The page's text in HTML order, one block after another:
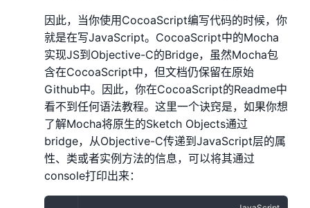
因此，当你使用CocoaScript编写代码的时候，你
就是在写JavaScript。CocoaScript中的Mocha
实现JS到Objective-C的Bridge，虽然Mocha包
含在CocoaScript中，但文档仍保留在原始
Github中。因此，你在CocoaScript的Readme中
看不到任何语法教程。这里一个诀窍是，如果你想
了解Mocha将原生的Sketch Objects通过
bridge，从Objective-C传递到JavaScript层的属
性、类或者实例方法的信息，可以将其通过
console打印出来：